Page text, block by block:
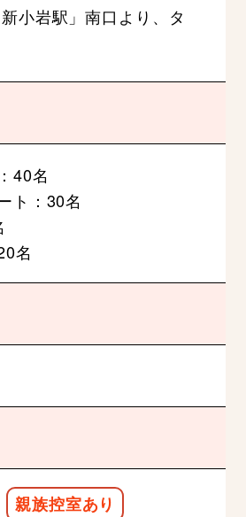
小岩駅」南口より、タ
40名
ト：30名
名
親族控室あり